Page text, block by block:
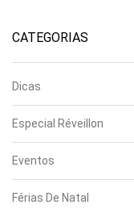
CATEGORIAS
Dicas
Especial Réveillon
Eventos
Férias De Natal